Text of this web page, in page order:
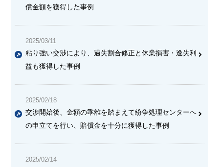
償金額を獲得した事例
2025/03/11
粘り強い交渉により、過失割合修正と休業損害・逸失利
益も獲得した事例
2025/02/18
交渉開始後、金額の乖離を踏まえて紛争処理センターへ
の申立てを行い、賠償金を十分に獲得した事例
2025/02/14